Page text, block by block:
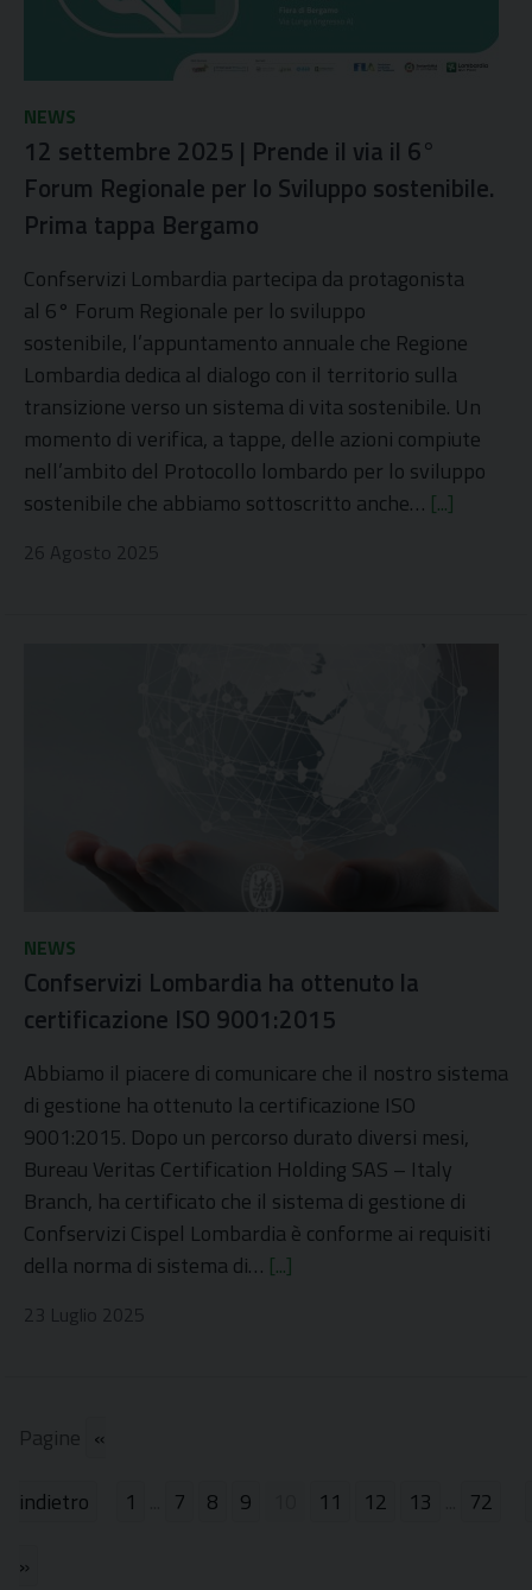
NEWS
12 settembre 2025 | Prende il via il 6°
Forum Regionale per lo Sviluppo sostenibile.
Prima tappa Bergamo
Confservizi Lombardia partecipa da protagonista
al 6° Forum Regionale per lo sviluppo
sostenibile, l’appuntamento annuale che Regione
Lombardia dedica al dialogo con il territorio sulla
transizione verso un sistema di vita sostenibile. Un
momento di verifica, a tappe, delle azioni compiute
nell’ambito del Protocollo lombardo per lo sviluppo
sostenibile che abbiamo sottoscritto anche… [...]
26 Agosto 2025
NEWS
Confservizi Lombardia ha ottenuto la
certificazione ISO 9001:2015
Abbiamo il piacere di comunicare che il nostro sistema
di gestione ha ottenuto la certificazione ISO
9001:2015. Dopo un percorso durato diversi mesi,
Bureau Veritas Certification Holding SAS – Italy
Branch, ha certificato che il sistema di gestione di
Confservizi Cispel Lombardia è conforme ai requisiti
della norma di sistema di… [...]
23 Luglio 2025
Pagine «
1
7 8 9 11 12 13
72
»